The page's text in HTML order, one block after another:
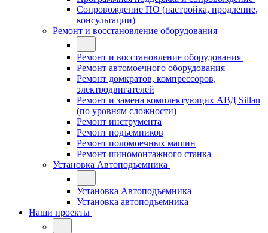
Сопровождение ПО (настройка, продление,
консультации)
Ремонт и восстановление оборудования
Ремонт и восстановление оборудования
Ремонт автомоечного оборудования
Ремонт домкратов, компрессоров,
электродвигателей
Ремонт и замена комплектующих АВД Sillan
(по уровням сложности)
Ремонт инструмента
Ремонт подъемников
Ремонт поломоечных машин
Ремонт шиномонтажного станка
Установка Автоподъемника
Установка Автоподъемника
Установка автоподъемника
Наши проекты